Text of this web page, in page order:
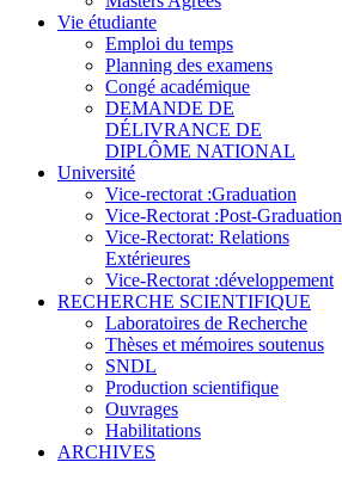
Vie étudiante
Emploi du temps
Planning des examens
Congé académique
DEMANDE DE
DÉLIVRANCE DE
DIPLÔME NATIONAL
Université
Vice-rectorat :Graduation
Vice-Rectorat :Post-Graduation
Vice-Rectorat: Relations
Extérieures
Vice-Rectorat :développement
RECHERCHE SCIENTIFIQUE
Laboratoires de Recherche
Thèses et mémoires soutenus
SNDL
Production scientifique
Ouvrages
Habilitations
ARCHIVES